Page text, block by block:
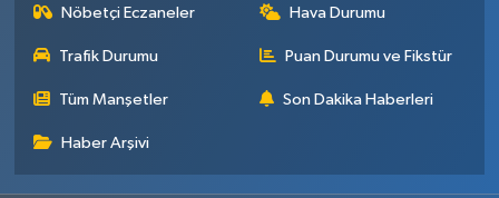
Nöbetçi Eczaneler Hava Durumu
Trafik Durumu Puan Durumu ve Fikstür
Tüm Manşetler Son Dakika Haberleri
Haber Arşivi